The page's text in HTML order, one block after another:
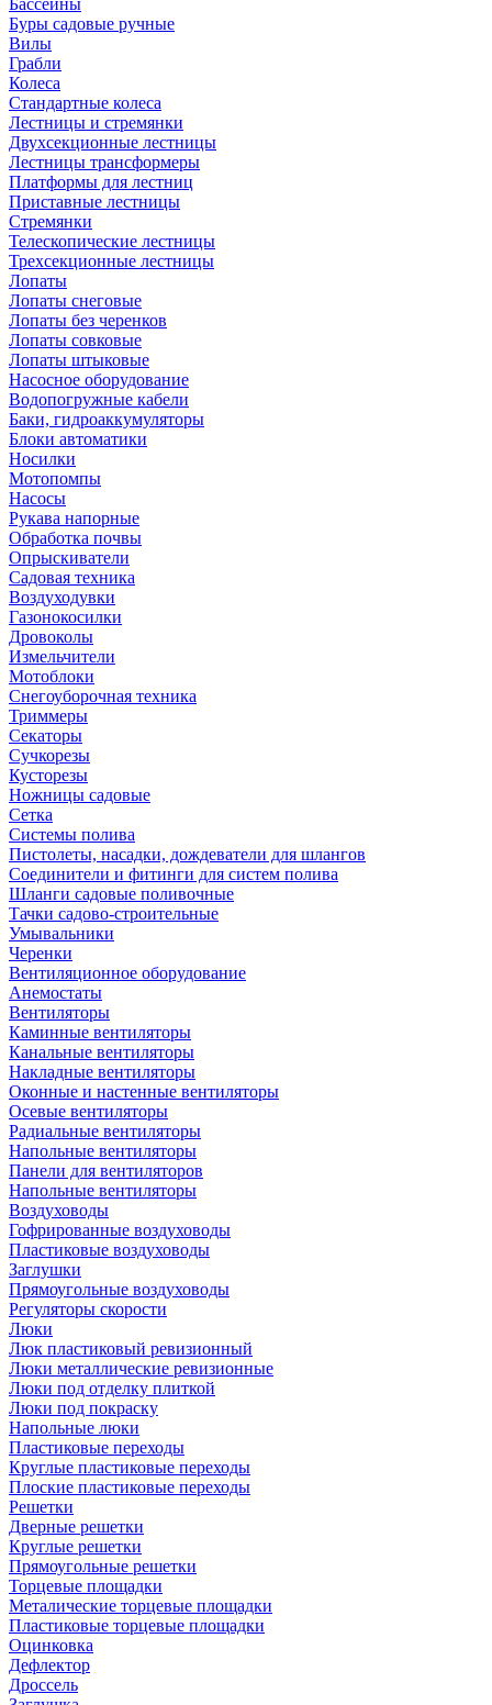
Бассейны
Буры садовые ручные
Вилы
Грабли
Колеса
Стандартные колеса
Лестницы и стремянки
Двухсекционные лестницы
Лестницы трансформеры
Платформы для лестниц
Приставные лестницы
Стремянки
Телескопические лестницы
Трехсекционные лестницы
Лопаты
Лопаты снеговые
Лопаты без черенков
Лопаты совковые
Лопаты штыковые
Насосное оборудование
Водопогружные кабели
Баки, гидроаккумуляторы
Блоки автоматики
Носилки
Мотопомпы
Насосы
Рукава напорные
Обработка почвы
Опрыскиватели
Садовая техника
Воздуходувки
Газонокосилки
Дровоколы
Измельчители
Мотоблоки
Снегоуборочная техника
Триммеры
Секаторы
Сучкорезы
Кусторезы
Ножницы садовые
Сетка
Системы полива
Пистолеты, насадки, дождеватели для шлангов
Соединители и фитинги для систем полива
Шланги садовые поливочные
Тачки садово-строительные
Умывальники
Черенки
Вентиляционное оборудование
Анемостаты
Вентиляторы
Каминные вентиляторы
Канальные вентиляторы
Накладные вентиляторы
Оконные и настенные вентиляторы
Осевые вентиляторы
Радиальные вентиляторы
Напольные вентиляторы
Панели для вентиляторов
Напольные вентиляторы
Воздуховоды
Гофрированные воздуховоды
Пластиковые воздуховоды
Заглушки
Прямоугольные воздуховоды
Регуляторы скорости
Люки
Люк пластиковый ревизионный
Люки металлические ревизионные
Люки под отделку плиткой
Люки под покраску
Напольные люки
Пластиковые переходы
Круглые пластиковые переходы
Плоские пластиковые переходы
Решетки
Дверные решетки
Круглые решетки
Прямоугольные решетки
Торцевые площадки
Металические торцевые площадки
Пластиковые торцевые площадки
Оцинковка
Дефлектор
Дроссель